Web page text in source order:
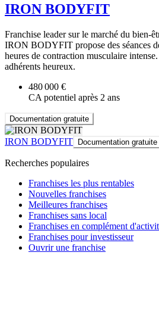
IRON BODYFIT
Franchise leader sur le marché du bien-
IRON BODYFIT propose des séances
heures de contraction musculaire
adhérents heureux.
480 000 €
CA potentiel après 2 ans
Documentation gratuite
IRON BODYFIT Documentation gratuite
Recherches populaires
Franchises les plus rentables
Nouvelles franchises
Meilleures franchises
Franchises sans local
Franchises en complément
Franchises pour investisseur
Ouvrir une franchise